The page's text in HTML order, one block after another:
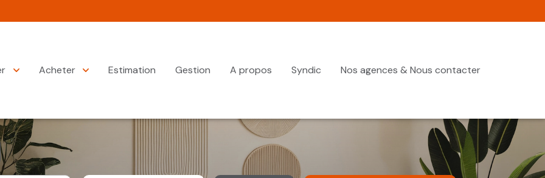
Acheter Estimation Gestion A propos Syndic Nos agences & Nous contacter